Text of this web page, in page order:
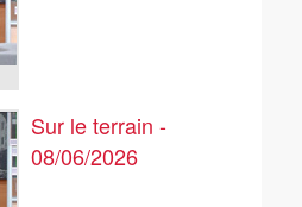
Sur le terrain -
08/06/2026